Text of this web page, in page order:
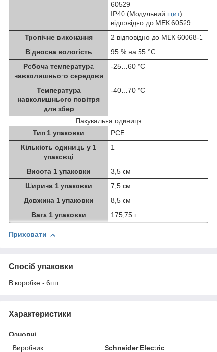
60529
IP40 (Модульний щит)
відповідно до МЕК 60529
Тропічне виконання
2 відповідно до МЕК 60068-1
Відносна вологість
95 % на 55 °C
Робоча температура
навколишнього середови
-25…60 °C
Температура
навколишнього повітря
для збер
-40…70 °C
Пакувальна одиниця
Тип 1 упаковки
PCE
Кількість одиниць у 1
упаковці
1
Висота 1 упаковки
3,5 см
Ширина 1 упаковки
7,5 см
Довжина 1 упаковки
8,5 см
Вага 1 упаковки
175,75 г
Приховати
Спосіб упаковки
В коробке - 6шт.
Характеристики
Основні
Виробник
Schneider Electric